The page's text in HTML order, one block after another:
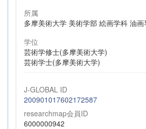
所属
多摩美術大学 美術学部 絵画学科 油
学位
芸術学修士(多摩美術大学)
芸術学士(多摩美術大学)
J-GLOBAL ID
200901017602172587
researchmap会員ID
6000000942